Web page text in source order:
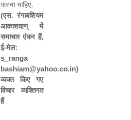
करना चाहिए.
(एस. रंगाबशियम
आकाशवाण् में
समाचार एंकर हैं,
ई-मेल:
s_ranga
bashiam@yahoo.co.in)
व्यक्त किए गए
विचार व्यक्तिगत
हैं